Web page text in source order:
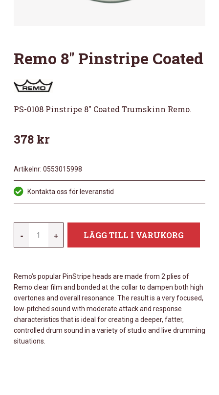
Remo 8″ Pinstripe Coated
PS-0108 Pinstripe 8″ Coated Trumskinn Remo.
378 kr
Artikelnr: 0553015998
Kontakta oss för leveranstid
-
MÄNGD
+ LÄGG TILL I VARUKORG
Remo’s popular PinStripe heads are made from 2 plies of
Remo clear film and bonded at the collar to dampen both high
overtones and overall resonance. The result is a very focused,
low-pitched sound with moderate attack and response
characteristics that is ideal for creating a deeper, fatter,
controlled drum sound in a variety of studio and live drumming
situations.